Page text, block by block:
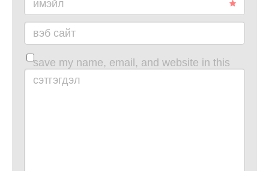
имэйл
вэб сайт
save my name, email, and website in this
browser for the next time i comment.
сэтгэгдэл